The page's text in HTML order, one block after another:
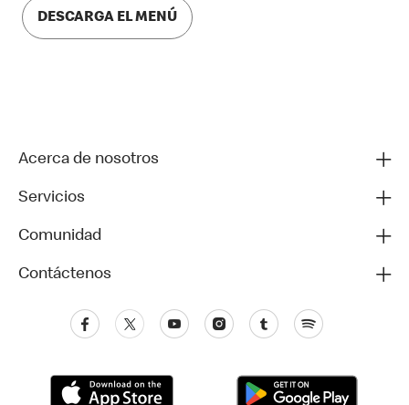
DESCARGA EL MENÚ
Acerca de nosotros
Servicios
Comunidad
Contáctenos